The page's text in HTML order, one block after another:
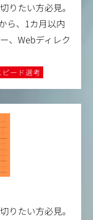
りたい方必見。
ら、1カ月以内
、Webディレク
ピード選考
りたい方必見。